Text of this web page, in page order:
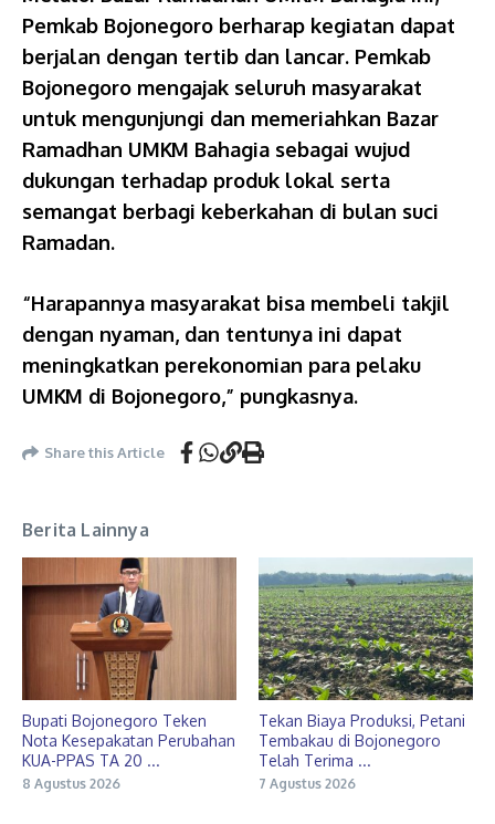
Pemkab Bojonegoro berharap kegiatan dapat
berjalan dengan tertib dan lancar. Pemkab
Bojonegoro mengajak seluruh masyarakat
untuk mengunjungi dan memeriahkan Bazar
Ramadhan UMKM Bahagia sebagai wujud
dukungan terhadap produk lokal serta
semangat berbagi keberkahan di bulan suci
Ramadan.
“Harapannya masyarakat bisa membeli takjil
dengan nyaman, dan tentunya ini dapat
meningkatkan perekonomian para pelaku
UMKM di Bojonegoro,” pungkasnya.
Share this Article
Berita Lainnya
Bupati Bojonegoro Teken
Nota Kesepakatan Perubahan
KUA-PPAS TA 20 ...
8 Agustus 2026
Tekan Biaya Produksi, Petani
Tembakau di Bojonegoro
Telah Terima ...
7 Agustus 2026